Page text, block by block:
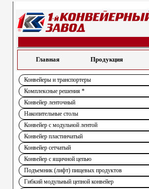
Главная Продукция
Конвейеры и транспортеры
Комплексные решения *
Конвейер ленточный
Накопительные столы
Конвейер с модульной лентой
Конвейер пластинчатый
Конвейер сетчатый
Конвейер с ящичной цепью
Подъемник (лифт) пищевых продуктов
Гибкий модульный цепной конвейер